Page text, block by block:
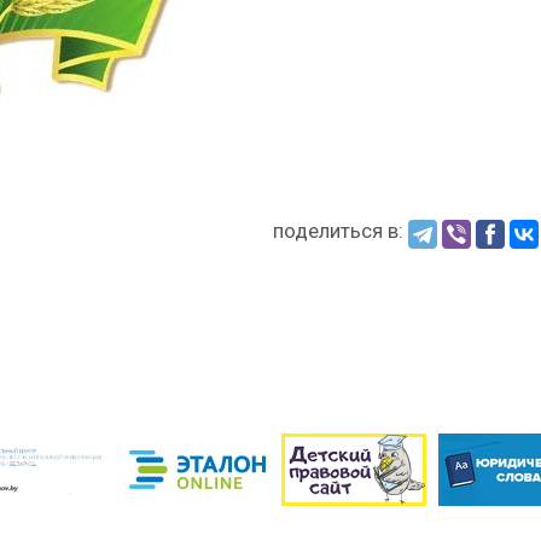
поделиться в: